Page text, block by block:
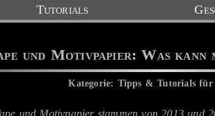
Tutorials
und Motivpapier: Was kann
Kategorie: Tipps & Tutorials für
und Motivpapier stammen von 2013 und